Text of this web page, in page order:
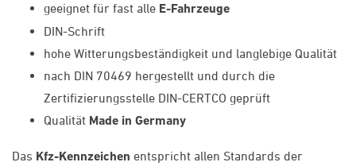
geeignet für fast alle E-Fahrzeuge
DIN-Schrift
hohe Witterungsbeständigkeit und langlebige Qualität
nach DIN 70469 hergestellt und durch die
Zertifizierungsstelle DIN-CERTCO geprüft
Qualität Made in Germany
Das Kfz-Kennzeichen entspricht allen Standards der